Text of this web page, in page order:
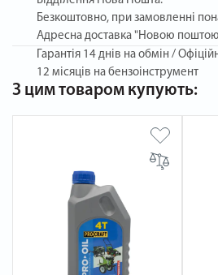
Безкоштовно, при замовленні
Адресна доставка "Новою
Гарантія 14 днів на обмін /
12 місяців на бензоінструмент
З цим товаром купують: